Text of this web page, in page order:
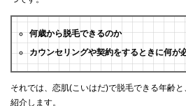
何歳から脱毛できるのか
カウンセリングや契約をするときに何が
それでは、恋肌(こいはだ)で脱毛できる年齢
紹介します。